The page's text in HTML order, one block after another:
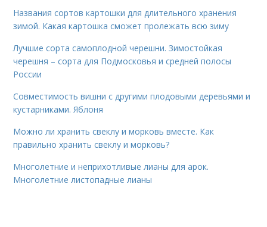
Названия сортов картошки для длительного хранения
зимой. Какая картошка сможет пролежать всю зиму
Лучшие сорта самоплодной черешни. Зимостойкая
черешня – сорта для Подмосковья и средней полосы
России
Совместимость вишни с другими плодовыми деревьями и
кустарниками. Яблоня
Можно ли хранить свеклу и морковь вместе. Как
правильно хранить свеклу и морковь?
Многолетние и неприхотливые лианы для арок.
Многолетние листопадные лианы